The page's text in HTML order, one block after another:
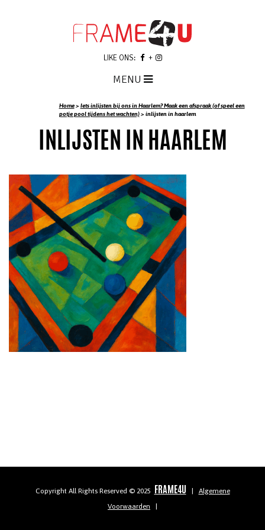
Home>Iets inlijsten bij ons in Haarlem? Maak een afspraak (of speel een
potje pool tijdens het wachten)>inlijsten in haarlem
LIKE ONS:
MENU
INLIJSTEN IN HAARLEM
Copyright All Rights Reserved © 2025 FRAME4U
Algemene
Voorwaarden